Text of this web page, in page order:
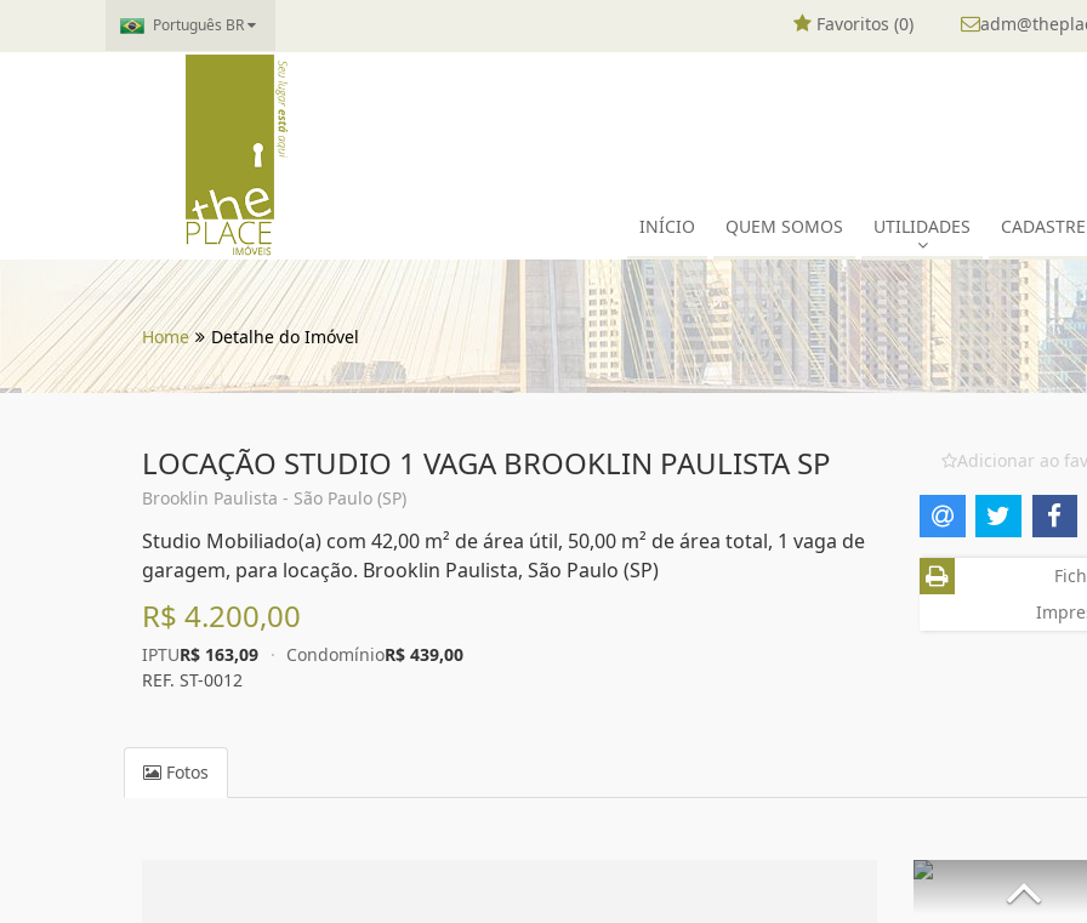
Português BR Favoritos (0)
INÍCIO QUEM SOMOS UTILIDADES
Home Detalhe do Imóvel
LOCAÇÃO STUDIO 1 VAGA BROOKLIN PAULISTA SP
Brooklin Paulista - São Paulo (SP)
Studio Mobiliado(a) com 42,00 m² de área útil, 50,00 m² de área total, 1 vaga de
garagem, para locação. Brooklin Paulista, São Paulo (SP)
R$ 4.200,00
IPTUR$ 163,09 · CondomínioR$ 439,00
REF. ST-0012
Adicionar ao
Fotos